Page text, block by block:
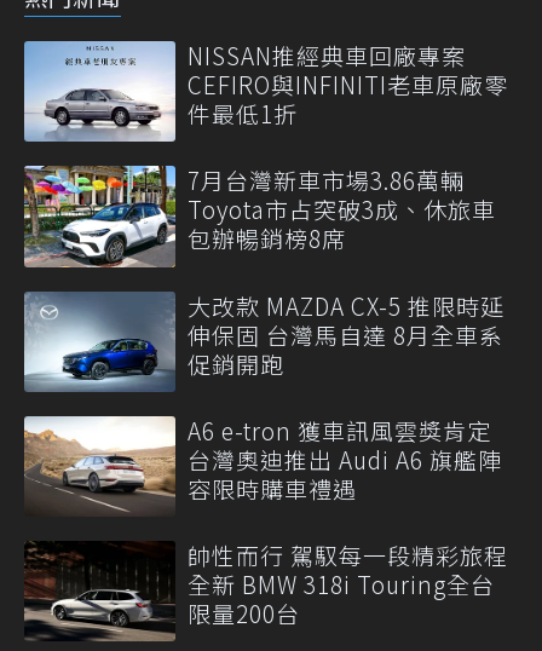
NISSAN推經典車回廠專案
CEFIRO與INFINITI老車原廠零
件最低1折
7月台灣新車市場3.86萬輛
Toyota市占突破3成、休旅車
包辦暢銷榜8席
大改款 MAZDA CX-5 推限時延
伸保固 台灣馬自達 8月全車系
促銷開跑
A6 e-tron 獲車訊風雲獎肯定
台灣奧迪推出 Audi A6 旗艦陣
容限時購車禮遇
帥性而行 駕馭每一段精彩旅程
全新 BMW 318i Touring全台
限量200台